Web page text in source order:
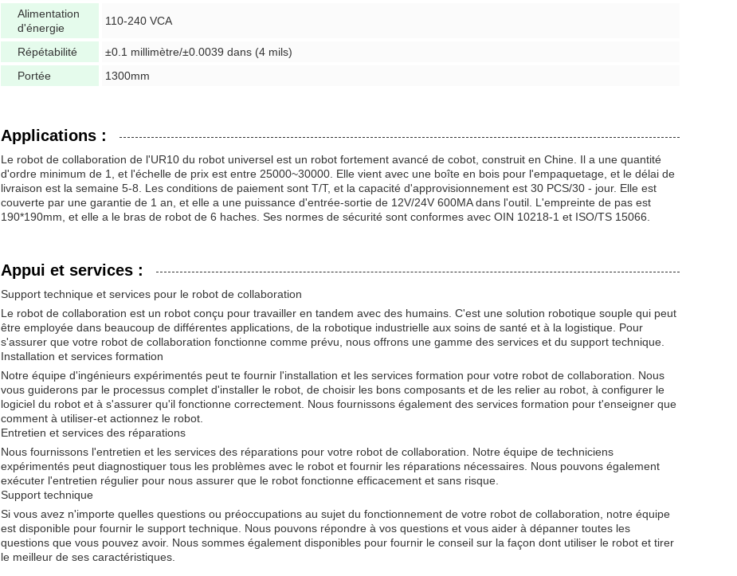
Alimentation
d'énergie
110-240 VCA
Répétabilité
±0.1 millimètre/±0.0039 dans (4 mils)
Portée
1300mm
Applications :
Le robot de collaboration de l'UR10 du robot universel est un robot fortement avancé de cobot, construit en Chine. Il a une quantité
d'ordre minimum de 1, et l'échelle de prix est entre 25000~30000. Elle vient avec une boîte en bois pour l'empaquetage, et le délai de
livraison est la semaine 5-8. Les conditions de paiement sont T/T, et la capacité d'approvisionnement est 30 PCS/30 - jour. Elle est
couverte par une garantie de 1 an, et elle a une puissance d'entrée-sortie de 12V/24V 600MA dans l'outil. L'empreinte de pas est
190*190mm, et elle a le bras de robot de 6 haches. Ses normes de sécurité sont conformes avec OIN 10218-1 et ISO/TS 15066.
Appui et services :
Support technique et services pour le robot de collaboration
Le robot de collaboration est un robot conçu pour travailler en tandem avec des humains. C'est une solution robotique souple qui peut
être employée dans beaucoup de différentes applications, de la robotique industrielle aux soins de santé et à la logistique. Pour
s'assurer que votre robot de collaboration fonctionne comme prévu, nous offrons une gamme des services et du support technique.
Installation et services formation
Notre équipe d'ingénieurs expérimentés peut te fournir l'installation et les services formation pour votre robot de collaboration. Nous
vous guiderons par le processus complet d'installer le robot, de choisir les bons composants et de les relier au robot, à configurer le
logiciel du robot et à s'assurer qu'il fonctionne correctement. Nous fournissons également des services formation pour t'enseigner que
comment à utiliser-et actionnez le robot.
Entretien et services des réparations
Nous fournissons l'entretien et les services des réparations pour votre robot de collaboration. Notre équipe de techniciens
expérimentés peut diagnostiquer tous les problèmes avec le robot et fournir les réparations nécessaires. Nous pouvons également
exécuter l'entretien régulier pour nous assurer que le robot fonctionne efficacement et sans risque.
Support technique
Si vous avez n'importe quelles questions ou préoccupations au sujet du fonctionnement de votre robot de collaboration, notre équipe
est disponible pour fournir le support technique. Nous pouvons répondre à vos questions et vous aider à dépanner toutes les
questions que vous pouvez avoir. Nous sommes également disponibles pour fournir le conseil sur la façon dont utiliser le robot et tirer
le meilleur de ses caractéristiques.